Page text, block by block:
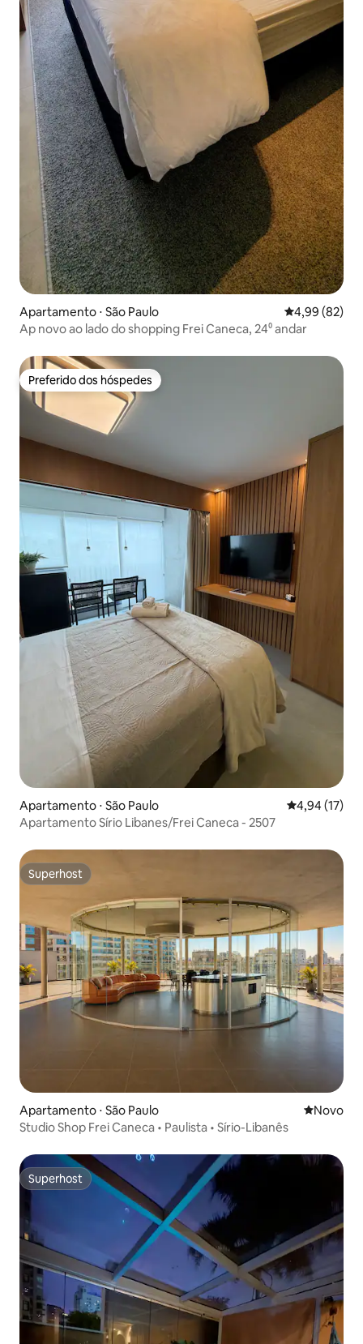
Apartamento ⋅ São Paulo 4,99 de uma
4,99 (82)
Ap novo ao lado do shopping Frei Caneca, 24⁰ andar
Preferido dos hóspedes
Preferido dos hóspedes
Apartamento ⋅ São Paulo 4,94 de uma
4,94 (17)
Apartamento Sírio Libanes/Frei Caneca - 2507
Superhost
Superhost
Apartamento ⋅ São Paulo Novo
Novo
Studio Shop Frei Caneca • Paulista • Sírio-Libanês
Superhost
Superhost